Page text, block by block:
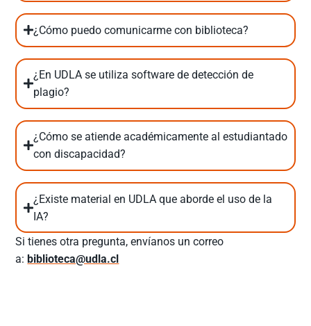
¿Cómo puedo comunicarme con biblioteca?
¿En UDLA se utiliza software de detección de
plagio?
¿Cómo se atiende académicamente al estudiantado
con discapacidad?
¿Existe material en UDLA que aborde el uso de la
IA?
Si tienes otra pregunta, envíanos un correo
a:biblioteca@udla.cl